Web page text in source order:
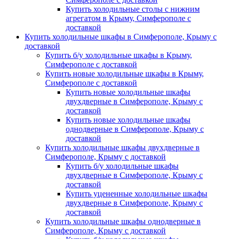
Купить холодильные столы с нижним
агрегатом в Крыму, Симферополе с
доставкой
Купить холодильные шкафы в Симферополе, Крыму с
доставкой
Купить б/у холодильные шкафы в Крыму,
Симферополе с доставкой
Купить новые холодильные шкафы в Крыму,
Симферополе с доставкой
Купить новые холодильные шкафы
двухдверные в Симферополе, Крыму с
доставкой
Купить новые холодильные шкафы
однодверные в Симферополе, Крыму с
доставкой
Купить холодильные шкафы двухдверные в
Симферополе, Крыму с доставкой
Купить б/у холодильные шкафы
двухдверные в Симферополе, Крыму с
доставкой
Купить уцененные холодильные шкафы
двухдверные в Симферополе, Крыму с
доставкой
Купить холодильные шкафы однодверные в
Симферополе, Крыму с доставкой